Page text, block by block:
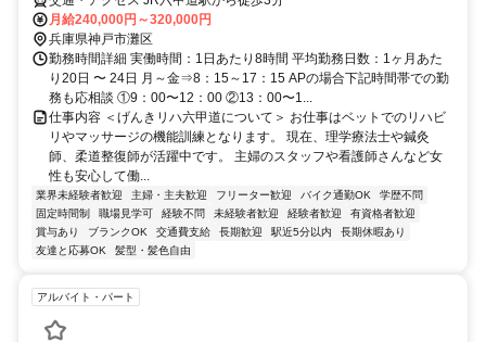
月給240,000円～320,000円
兵庫県神戸市灘区
勤務時間詳細 実働時間：1日あたり8時間 平均勤務日数：1ヶ月あた
り20日 〜 24日 月～金⇒8：15～17：15 APの場合下記時間帯での勤
務も応相談 ①9：00〜12：00 ②13：00〜1...
仕事内容 ＜げんきリハ六甲道について＞ お仕事はベットでのリハビ
リやマッサージの機能訓練となります。 現在、理学療法士や鍼灸
師、柔道整復師が活躍中です。 主婦のスタッフや看護師さんなど女
性も安心して働...
業界未経験者歓迎 主婦・主夫歓迎 フリーター歓迎 バイク通勤OK
学歴不問
固定時間制
職場見学可 経験不問 未経験者歓迎 経験者歓迎
有資格者歓迎
賞与あり
ブランクOK 交通費支給 長期歓迎 駅近5分以内
長期休暇あり
友達と応募OK
髪型・髪色自由
アルバイト・パート